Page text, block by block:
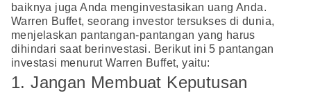
baiknya juga Anda menginvestasikan uang Anda.
Warren Buffet, seorang investor tersukses di dunia,
menjelaskan pantangan-pantangan yang harus
dihindari saat berinvestasi. Berikut ini 5 pantangan
investasi menurut Warren Buffet, yaitu:
1. Jangan Membuat Keputusan